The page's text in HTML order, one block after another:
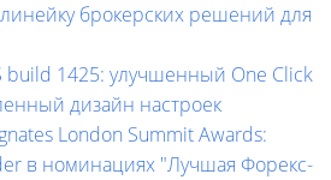
линейку брокерских решений для
build 1425: улучшенный One Click
дизайн настроек
London Summit Awards:
в номинациях "Лучшая Форекс-